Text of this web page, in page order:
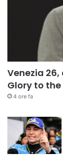
Venezia
Glory to
4 ore fa